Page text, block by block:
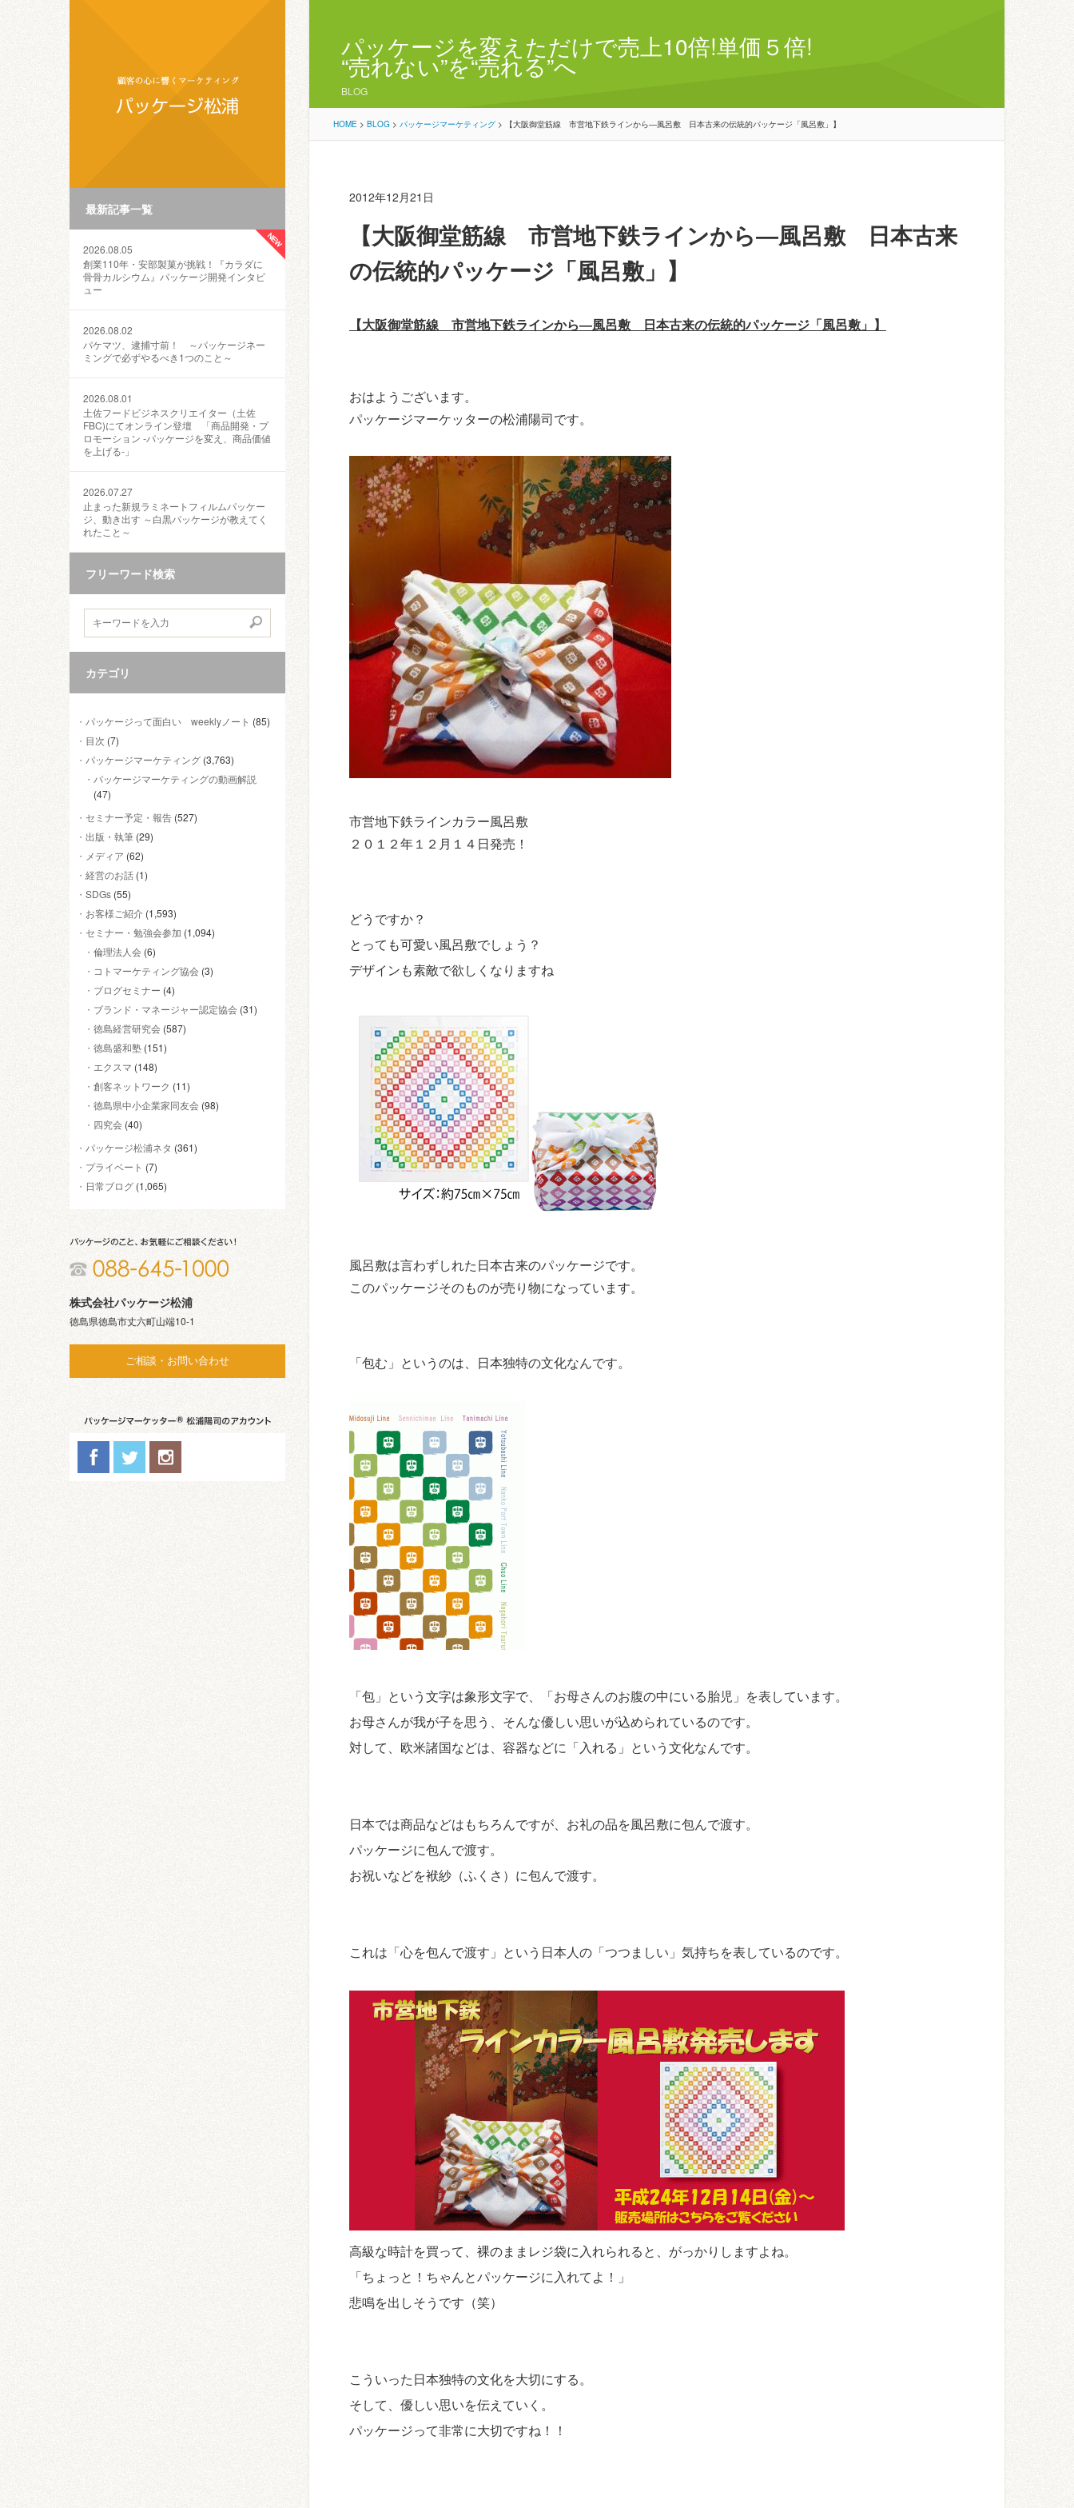
最新記事一覧
2026.08.05
創業110年・安部製菓が挑戦！『カラダに
骨骨カルシウム』パッケージ開発インタビ
ュー
2026.08.02
パケマツ、逮捕寸前！ ～パッケージネー
ミングで必ずやるべき1つのこと～
2026.08.01
土佐フードビジネスクリエイター（土佐
FBC)にてオンライン登壇 「商品開発・プ
ロモーション ‐パッケージを変え、商品価値
を上げる‐」
2026.07.27
止まった新規ラミネートフィルムパッケー
ジ、動き出す ～白黒パッケージが教えてく
れたこと～
フリーワード検索
カテゴリ
パッケージって面白い weeklyノート (85)
目次 (7)
パッケージマーケティング (3,763)
パッケージマーケティングの動画解説
(47)
セミナー予定・報告 (527)
出版・執筆 (29)
メディア (62)
経営のお話 (1)
SDGs (55)
お客様ご紹介 (1,593)
セミナー・勉強会参加 (1,094)
倫理法人会 (6)
コトマーケティング協会 (3)
ブログセミナー (4)
ブランド・マネージャー認定協会 (31)
徳島経営研究会 (587)
徳島盛和塾 (151)
エクスマ (148)
創客ネットワーク (11)
徳島県中小企業家同友会 (98)
四究会 (40)
パッケージ松浦ネタ (361)
プライベート (7)
日常ブログ (1,065)
株式会社パッケージ松浦
徳島県徳島市丈六町山端10-1
ご相談・お問い合わせ
パッケージを変えただけで売上10倍!単価５倍!
“売れない”を“売れる”へ
BLOG
HOME > BLOG > パッケージマーケティング > 【大阪御堂筋線 市営地下鉄ラインから―風呂敷 日本古来の伝統的パッケージ「風呂敷」】
2012年12月21日
【大阪御堂筋線 市営地下鉄ラインから―風呂敷 日本古来
の伝統的パッケージ「風呂敷」】
【大阪御堂筋線 市営地下鉄ラインから―風呂敷 日本古来の伝統的パッケージ「風呂敷」】
おはようございます。
パッケージマーケッターの松浦陽司です。
市営地下鉄ラインカラー風呂敷
２０１２年１２月１４日発売！
どうですか？
とっても可愛い風呂敷でしょう？
デザインも素敵で欲しくなりますね
風呂敷は言わずしれた日本古来のパッケージです。
このパッケージそのものが売り物になっています。
「包む」というのは、日本独特の文化なんです。
「包」という文字は象形文字で、
「お母さんのお腹の中にいる胎児」を表しています。
お母さんが我が子を思う、 そんな優しい思いが込められているのです。
対して、欧米諸国などは、容器などに「入れる」という文化なんです。
日本では商品などはもちろんですが、 お礼の品を風呂敷に包んで渡す。
パッケージに包んで渡す。
お祝いなどを袱紗（ふくさ）に包んで渡す。
これは「心を包んで渡す」という日本人の「つつましい」気持ちを表しているのです。
高級な時計を買って、裸のままレジ袋に入れられると、 がっかりしますよね。
「ちょっと！ちゃんとパッケージに入れてよ！」
悲鳴を出しそうです（笑）
こういった日本独特の文化を大切にする。
そして、優しい思いを伝えていく。
パッケージって非常に大切ですね！！